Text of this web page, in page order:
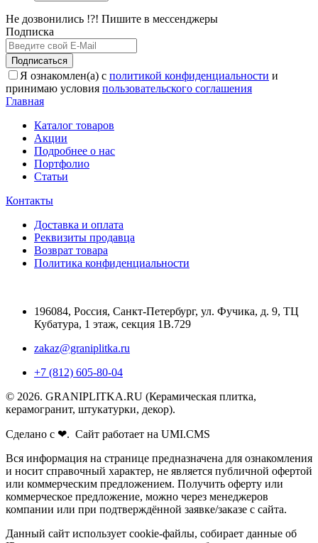
Не дозвонились !?! Пишите в мессенджеры
Подписка
Подписаться
Я ознакомлен(а) с политикой конфиденциальности и
принимаю условия пользовательского соглашения
Главная
Каталог товаров
Акции
Подробнее о нас
Портфолио
Статьи
Контакты
Доставка и оплата
Реквизиты продавца
Возврат товара
Политика конфиденциальности
196084, Россия, Санкт-Петербург, ул. Фучика, д. 9, ТЦ
Кубатура, 1 этаж, секция 1В.729
zakaz@graniplitka.ru
+7 (812) 605-80-04
© 2026. GRANIPLITKA.RU (Керамическая плитка,
керамогранит, штукатурки, декор).
Сделано с ❤. Сайт работает на UMI.CMS
Вся информация на странице предназначена для ознакомления
и носит справочный характер, не является публичной офертой
или коммерческим предложением. Получить оферту или
коммерческое предложение, можно через менеджеров
компании или при подтверждённой заявке/заказе с сайта.
Данный сайт использует cookie-файлы, собирает данные об